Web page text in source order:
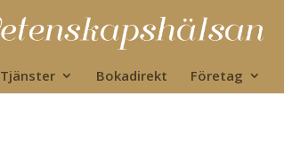
Tjänster Bokadirekt Företag